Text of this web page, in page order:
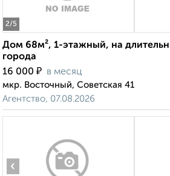
2/5
Дом 68м², 1-этажный, на
города
16 000 ₽ в месяц
мкр. Восточный, Советская 41
Агентство, 07.08.2026
‹